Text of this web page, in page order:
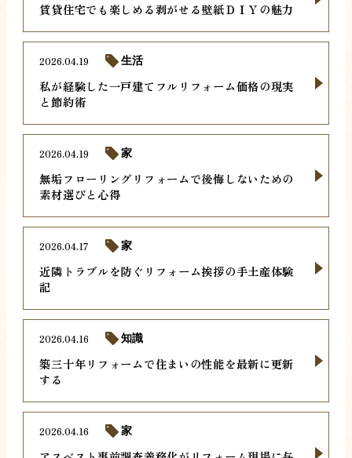
賃貸住宅でも楽しめる剥がせる壁紙ＤＩＹの魅力
私が経験した一戸建てフルリフォーム価格の現実
と節約術
2026.04.19 生活
無垢フローリングリフォームで後悔しないための
素材選びと心得
2026.04.19 家
近隣トラブルを防ぐリフォーム挨拶の手土産体験
記
2026.04.17 家
築三十年リフォームで住まいの性能を最新に更新
する
2026.04.16 知識
2026.04.16 家